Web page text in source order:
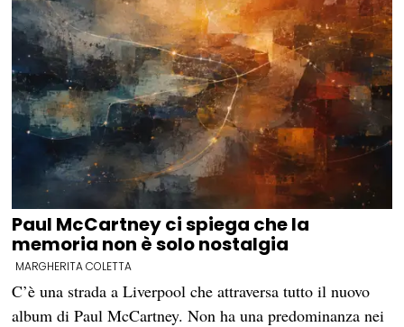
Paul McCartney ci spiega che la
memoria non è solo nostalgia
MARGHERITA COLETTA
C’è una strada a Liverpool che attraversa tutto il nuovo
album di Paul McCartney. Non ha una predominanza nei